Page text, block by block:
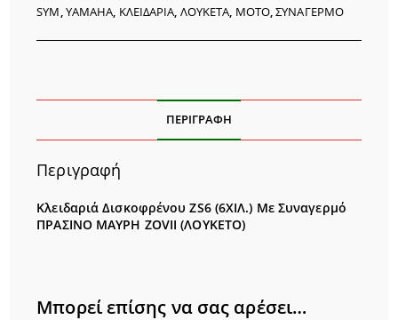
SYM YAMAHA ΚΛΕΙΔΑΡΙΑ ΛΟΥΚΕΤΑ ΜΟΤΟ,ΣΥΝΑΓΕΡΜΟ
ΠΕΡΙΓΡΑΦΉ
Περιγραφή
Κλειδαριά Δισκοφρένου ZS6 (6ΧΙΛ.) Με Συναγερμό
ΠΡΑΣΙΝΟ ΜΑΥΡΗ ZOVII (ΛΟΥΚΕΤΟ)
Μπορεί επίσης να σας αρέσει…